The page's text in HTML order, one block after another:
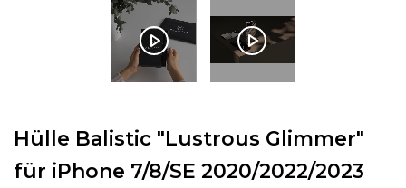
Hülle Balistic "Lustrous Glimmer"
für iPhone 7/8/SE 2020/2022/2023